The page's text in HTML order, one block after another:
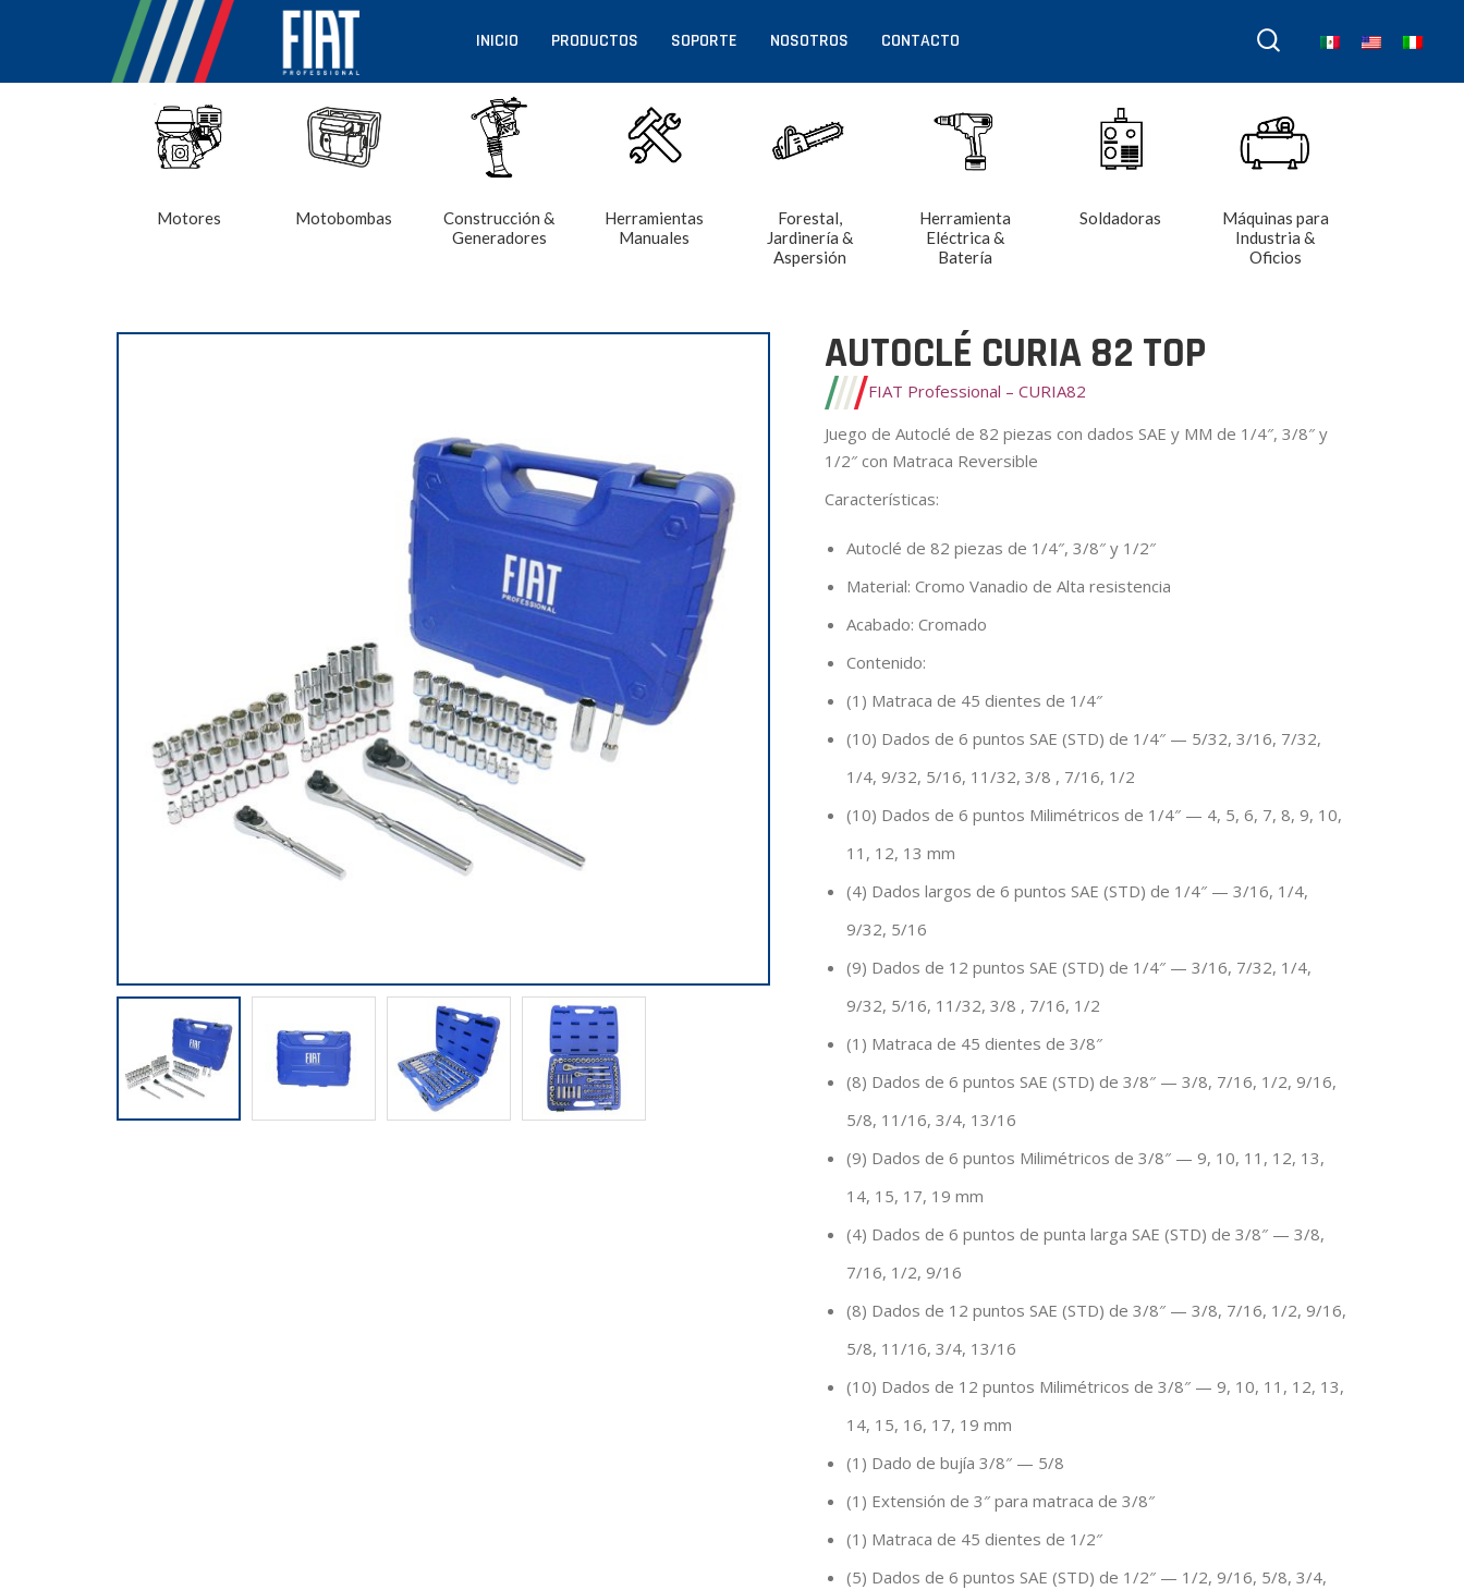
INICIO PRODUCTOS SOPORTE NOSOTROS CONTACTO
Motores Motobombas
Construcción &
Generadores
Herramientas
Manuales
Forestal,
Jardinería &
Aspersión
Herramienta
Eléctrica &
Batería
Soldadoras
Máquinas para
Industria &
Oficios
AUTOCLÉ CURIA 82 TOP
FIAT Professional – CURIA82
Juego de Autoclé de 82 piezas con dados SAE y MM de 1/4″, 3/8″ y
1/2″ con Matraca Reversible
Características:
Autoclé de 82 piezas de 1/4″, 3/8″ y 1/2″
Material: Cromo Vanadio de Alta resistencia
Acabado: Cromado
Contenido:
(1) Matraca de 45 dientes de 1/4″
(10) Dados de 6 puntos SAE (STD) de 1/4″ — 5/32, 3/16, 7/32,
1/4, 9/32, 5/16, 11/32, 3/8 , 7/16, 1/2
(10) Dados de 6 puntos Milimétricos de 1/4″ — 4, 5, 6, 7, 8, 9, 10,
11, 12, 13 mm
(4) Dados largos de 6 puntos SAE (STD) de 1/4″ — 3/16, 1/4,
9/32, 5/16
(9) Dados de 12 puntos SAE (STD) de 1/4″ — 3/16, 7/32, 1/4,
9/32, 5/16, 11/32, 3/8 , 7/16, 1/2
(1) Matraca de 45 dientes de 3/8″
(8) Dados de 6 puntos SAE (STD) de 3/8″ — 3/8, 7/16, 1/2, 9/16,
5/8, 11/16, 3/4, 13/16
(9) Dados de 6 puntos Milimétricos de 3/8″ — 9, 10, 11, 12, 13,
14, 15, 17, 19 mm
(4) Dados de 6 puntos de punta larga SAE (STD) de 3/8″ — 3/8,
7/16, 1/2, 9/16
(8) Dados de 12 puntos SAE (STD) de 3/8″ — 3/8, 7/16, 1/2, 9/16,
5/8, 11/16, 3/4, 13/16
(10) Dados de 12 puntos Milimétricos de 3/8″ — 9, 10, 11, 12, 13,
14, 15, 16, 17, 19 mm
(1) Dado de bujía 3/8″ — 5/8
(1) Extensión de 3″ para matraca de 3/8″
(1) Matraca de 45 dientes de 1/2″
(5) Dados de 6 puntos SAE (STD) de 1/2″ — 1/2, 9/16, 5/8, 3/4,